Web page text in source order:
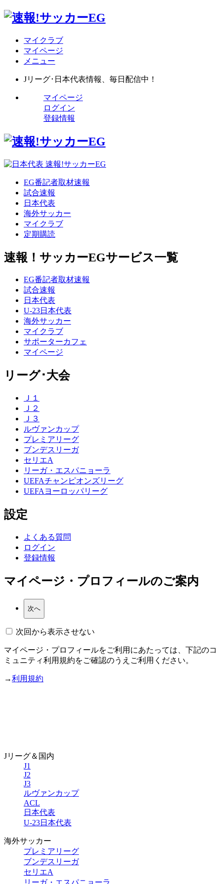
マイクラブ
マイページ
メニュー
Jリーグ･日本代表情報、毎日配信中！
マイページ
ログイン
登録情報
EG番記者取材速報
試合速報
日本代表
海外サッカー
マイクラブ
定期購読
速報！サッカーEGサービス一覧
EG番記者取材速報
試合速報
日本代表
U-23日本代表
海外サッカー
マイクラブ
サポーターカフェ
マイページ
リーグ･大会
Ｊ１
Ｊ２
Ｊ３
ルヴァンカップ
プレミアリーグ
ブンデスリーガ
セリエA
リーガ・エスパニョーラ
UEFAチャンピオンズリーグ
UEFAヨーロッパリーグ
設定
よくある質問
ログイン
登録情報
マイページ・プロフィールのご案内
次回から表示させない
マイページ・プロフィールをご利用にあたっては、下記のコ
ミュニティ利用規約をご確認のうえご利用ください。
→利用規約
Jリーグ＆国内
J1
J2
J3
ルヴァンカップ
ACL
日本代表
U-23日本代表
海外サッカー
プレミアリーグ
ブンデスリーガ
セリエA
リーガ・エスパニョーラ